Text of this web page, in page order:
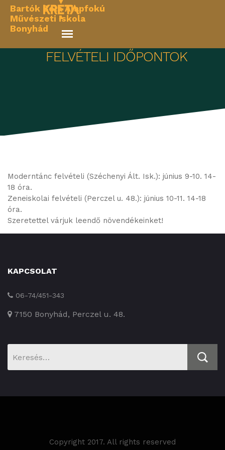
Skip
content
Bartók Béla Alapfokú
Művészeti Iskola
Bonyhád
FELVÉTELI IDŐPONTOK
Moderntánc felvételi (Széchenyi Ált. Isk.): június 9-10. 14-
18 óra.
Zeneiskolai felvételi (Perczel u. 48.): június 10-11. 14-18
óra.
Szeretettel várjuk leendő növendékeinket!
KAPCSOLAT
06-74/451-343
7150 Bonyhád, Perczel u. 48.
Copyright 2017. All rights reserved